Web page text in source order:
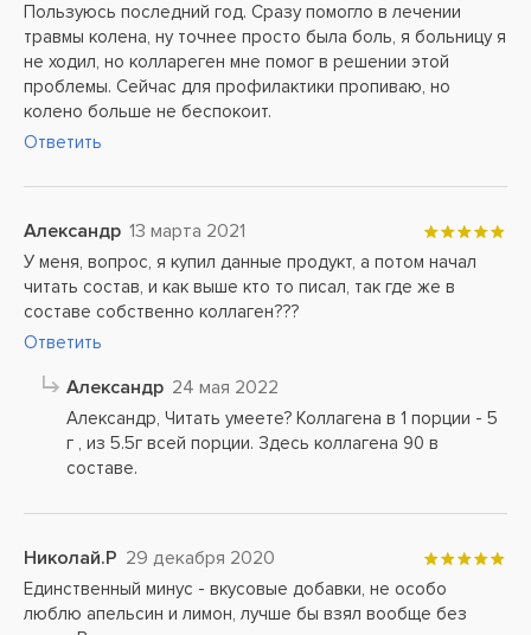
Пользуюсь последний год. Сразу помогло в лечении
травмы колена, ну точнее просто была боль, я больницу я
не ходил, но коллареген мне помог в решении этой
проблемы. Сейчас для профилактики пропиваю, но
колено больше не беспокоит.
Ответить
Александр 13 марта 2021
У меня, вопрос, я купил данные продукт, а потом начал
читать состав, и как выше кто то писал, так где же в
составе собственно коллаген???
Ответить
Александр 24 мая 2022
Александр, Читать умеете? Коллагена в 1 порции - 5
г , из 5.5г всей порции. Здесь коллагена 90 в
составе.
Николай.Р 29 декабря 2020
Единственный минус - вкусовые добавки, не особо
люблю апельсин и лимон, лучше бы взял вообще без